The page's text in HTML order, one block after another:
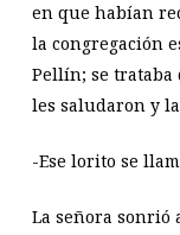
en que habían
la congregación
Pellín; se trataba
les saludaron y
-Ese lorito se
La señora sonrió